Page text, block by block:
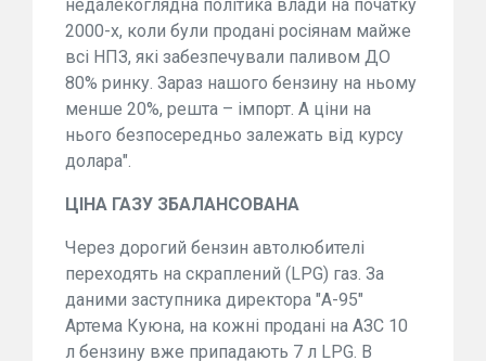
недалекоглядна політика влади на початку
2000-х, коли були продані росіянам майже
всі НПЗ, які забезпечували паливом ДО
80% ринку. Зараз нашого бензину на ньому
менше 20%, решта – імпорт. А ціни на
нього безпосередньо залежать від курсу
долара".
ЦІНА ГАЗУ ЗБАЛАНСОВАНА
Через дорогий бензин автолюбителі
переходять на скраплений (LPG) газ. За
даними заступника директора "А-95"
Артема Куюна, на кожні продані на АЗС 10
л бензину вже припадають 7 л LPG. В